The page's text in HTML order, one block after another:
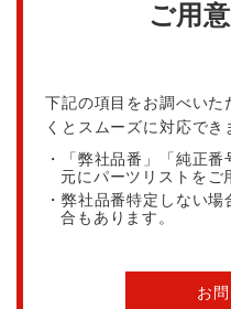
ご用
下記の項目をお調べいた
くとスムーズに対応でき
・「弊社品番」「純正
元にパーツリストをご
・弊社品番特定しない
合もあります。
お